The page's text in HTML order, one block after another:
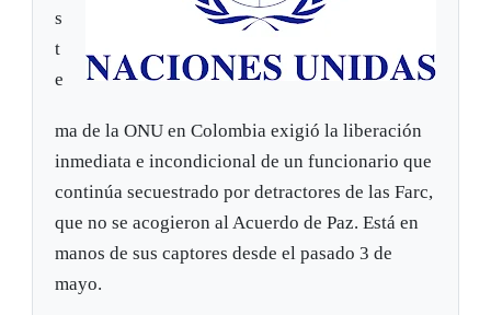
s
t
e
ma de la ONU en Colombia exigió la liberación
inmediata e incondicional de un funcionario que
continúa secuestrado por detractores de las Farc,
que no se acogieron al Acuerdo de Paz. Está en
manos de sus captores desde el pasado 3 de
mayo.